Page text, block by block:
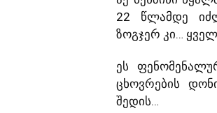
22 წლამდე
ზოგჯერ კი…
ეს
ცხოვრების
შედის…